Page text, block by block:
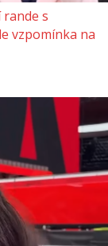
s
vzpomínka na